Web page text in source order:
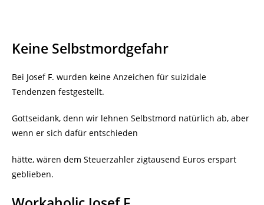
Keine Selbstmordgefahr
Bei Josef F. wurden keine Anzeichen für suizidale
Tendenzen festgestellt.
Gottseidank, denn wir lehnen Selbstmord natürlich ab, aber
wenn er sich dafür entschieden
hätte, wären dem Steuerzahler zigtausend Euros erspart
geblieben.